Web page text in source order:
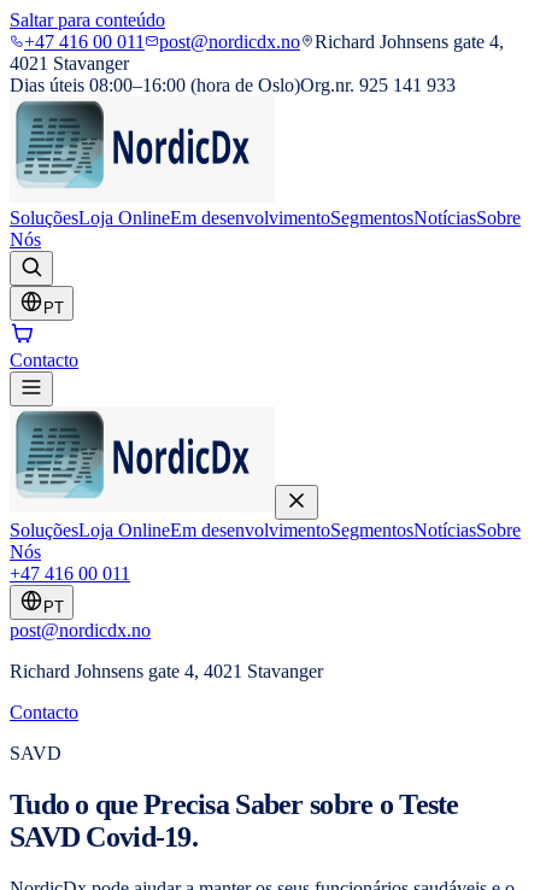
Saltar para conteúdo
+47 416 00 011
post@nordicdx.no
Richard Johnsens gate 4,
4021 Stavanger
Dias úteis 08:00–16:00 (hora de Oslo)Org.nr. 925 141 933
SoluçõesLoja OnlineEm desenvolvimentoSegmentosNotíciasSobre
Nós
PT
Contacto
SoluçõesLoja OnlineEm desenvolvimentoSegmentosNotíciasSobre
Nós
+47 416 00 011
PT
post@nordicdx.no
Richard Johnsens gate 4, 4021 Stavanger
Contacto
SAVD
Tudo o que Precisa Saber sobre o Teste
SAVD Covid-19.